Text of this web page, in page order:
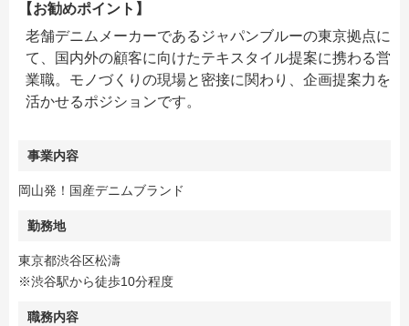
【お勧めポイント】
老舗デニムメーカーであるジャパンブルーの東京拠点に
て、国内外の顧客に向けたテキスタイル提案に携わる営
業職。モノづくりの現場と密接に関わり、企画提案力を
活かせるポジションです。
事業内容
岡山発！国産デニムブランド
勤務地
東京都渋谷区松濤
※渋谷駅から徒歩10分程度
職務内容